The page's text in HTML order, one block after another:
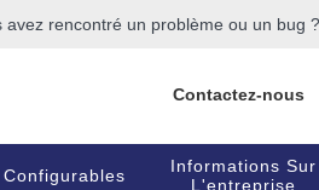
rencontré un problème ou un bug ?
Contactez-nous
Configurables
Informations Sur
L'entreprise